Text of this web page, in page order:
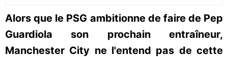
Alors que le PSG ambitionne de faire de Pep
Guardiola son prochain entraîneur,
Manchester City ne l'entend pas de cette